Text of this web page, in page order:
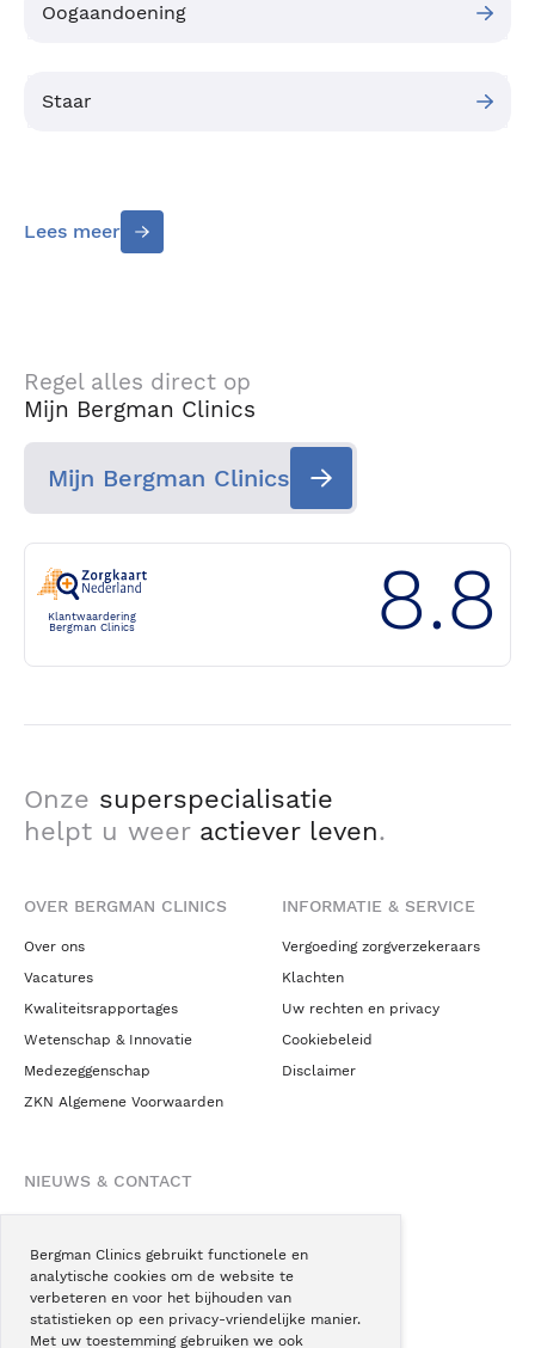
Bergman Clinics gebruikt functionele en
analytische cookies om de website te
verbeteren en voor het bijhouden van
statistieken op een privacy-vriendelijke manier.
Met uw toestemming gebruiken we ook
Oogaandoening
Staar
Lees meer
Regel alles direct op
Mijn Bergman Clinics
Mijn Bergman Clinics
Klantwaardering
Bergman Clinics
8.8
Onze superspecialisatie
helpt u weer actiever leven.
OVER BERGMAN CLINICS
Over ons
Vacatures
Kwaliteitsrapportages
Wetenschap & Innovatie
Medezeggenschap
ZKN Algemene Voorwaarden
INFORMATIE & SERVICE
Vergoeding zorgverzekeraars
Klachten
Uw rechten en privacy
Cookiebeleid
Disclaimer
NIEUWS & CONTACT
Blogs
Podcast
Pressroom